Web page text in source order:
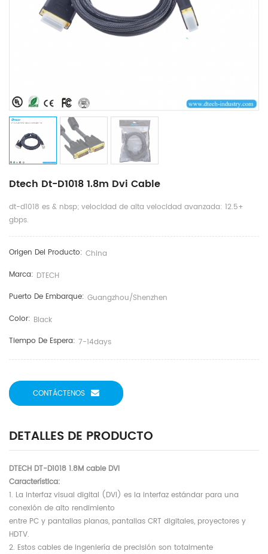
Dtech Dt-D1018 1.8m Dvi Cable
dt-d1018 es & nbsp; velocidad de alta velocidad avanzada: 12.5+
gbps.
Origen Del Producto: China
Marca: DTECH
Puerto De Embarque: Guangzhou/shenzhen
Color: Black
Tiempo De Espera: 7-14days
CONTÁCTENOS
DETALLES DE PRODUCTO
DTECH DT-D1018 1.8M cable DVI
Característica:
1. La interfaz visual digital (DVI) es la interfaz estándar para una
conexión de alto rendimiento
entre PC y pantallas planas, pantallas CRT digitales, proyectores y
HDTV.
2. Estos cables de ingeniería de precisión son totalmente